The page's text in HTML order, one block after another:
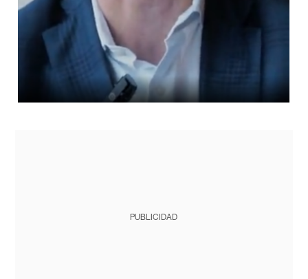
PUBLICIDAD